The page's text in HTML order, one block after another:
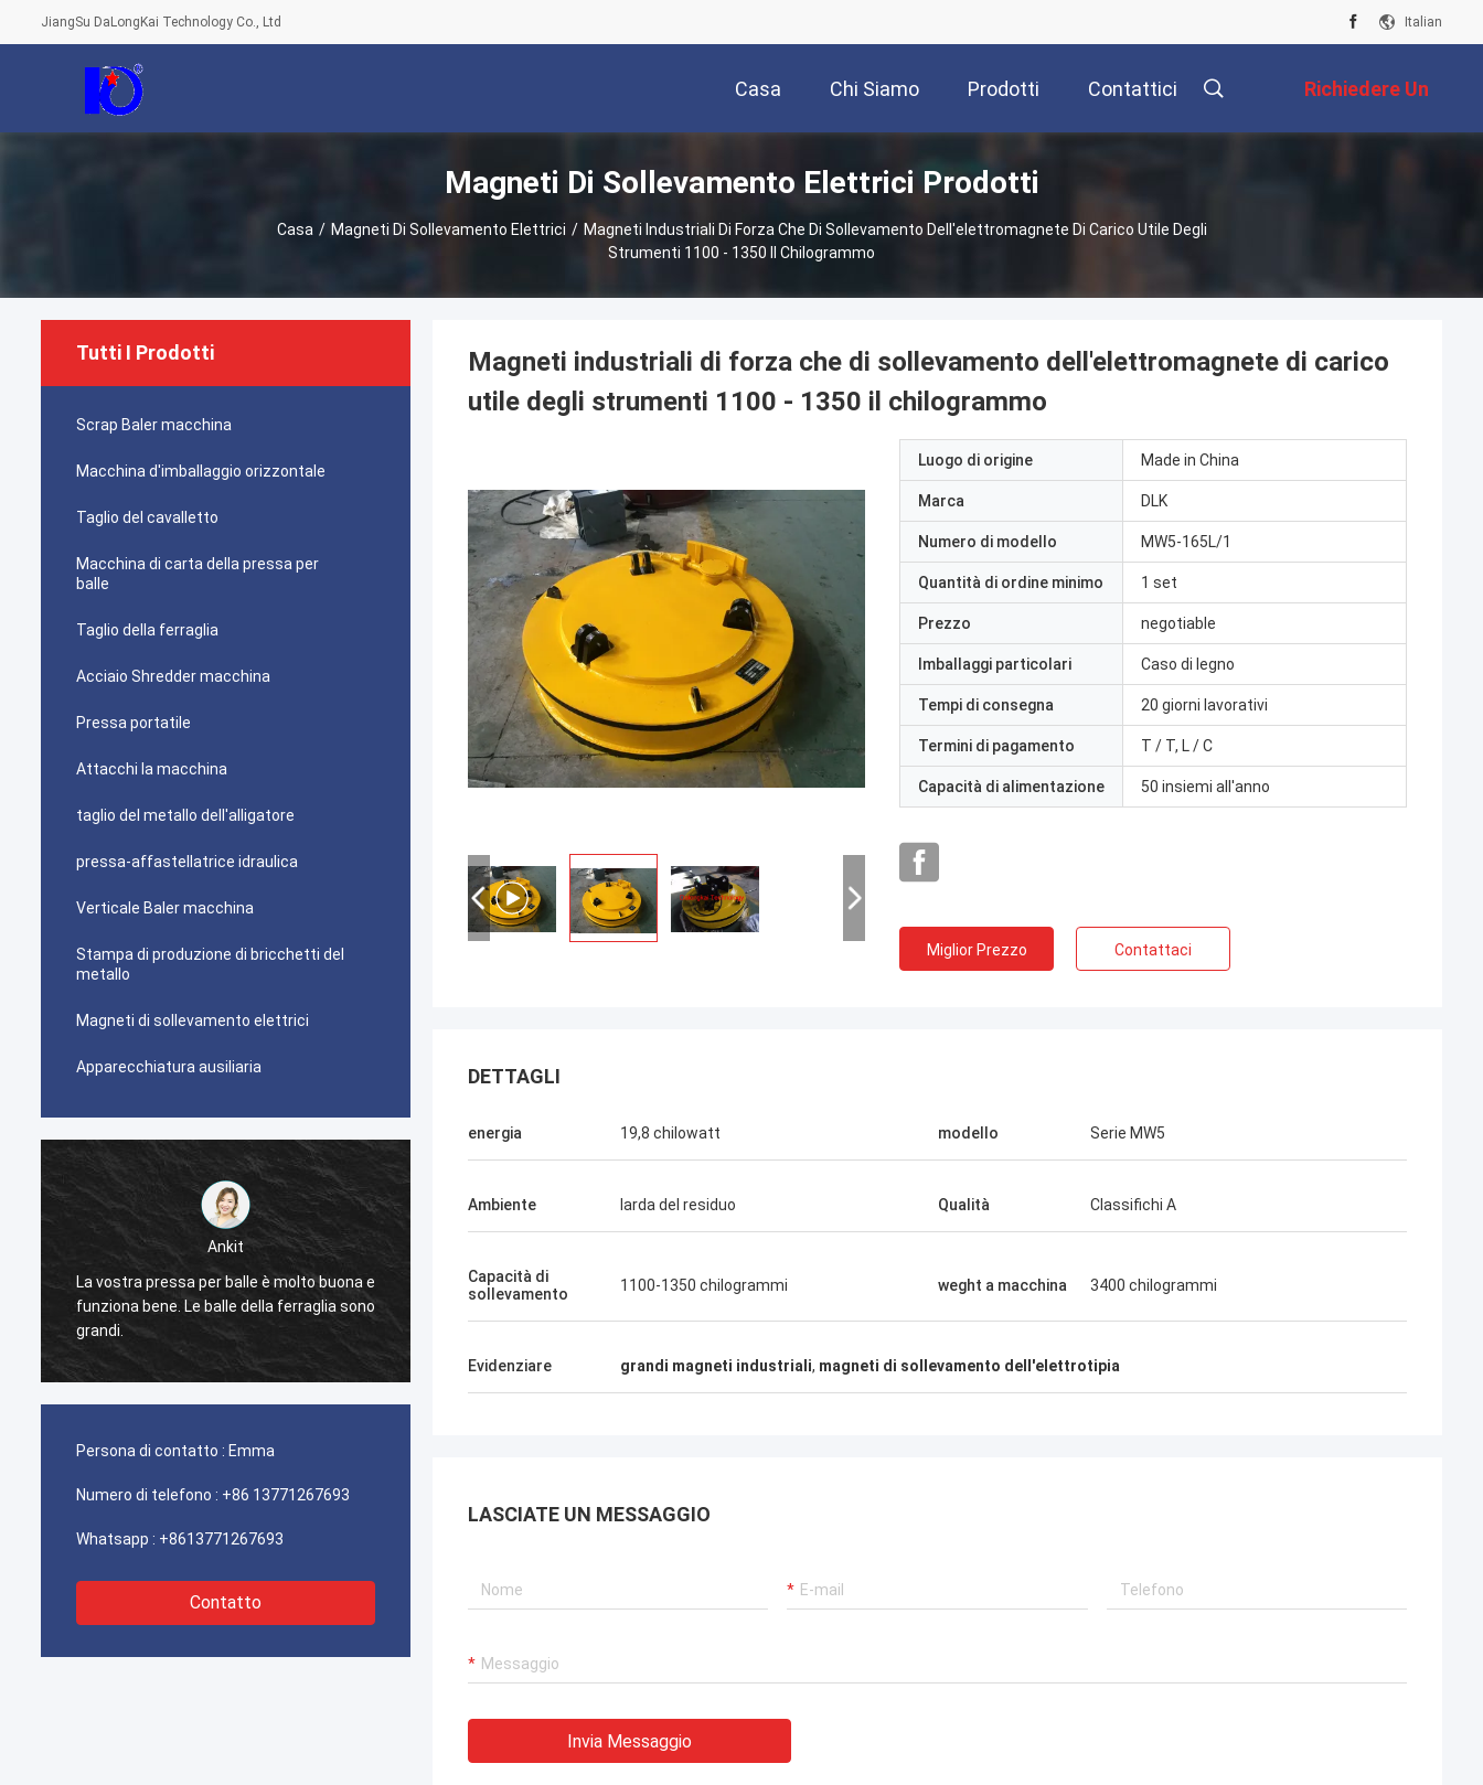
JiangSu DaLongKai Technology Co., Ltd Italian
Casa Chi Siamo Prodotti Contattici Richiedere Un
Preventivo
Magneti Di Sollevamento Elettrici Prodotti
Casa / Magneti Di Sollevamento Elettrici / Magneti Industriali Di Forza Che Di Sollevamento Dell'elettromagnete Di Carico Utile Degli
Strumenti 1100 - 1350 Il Chilogrammo
Tutti I Prodotti
Scrap Baler macchina
Macchina d'imballaggio orizzontale
Taglio del cavalletto
Macchina di carta della pressa per
balle
Taglio della ferraglia
Acciaio Shredder macchina
Pressa portatile
Attacchi la macchina
taglio del metallo dell'alligatore
pressa-affastellatrice idraulica
Verticale Baler macchina
Stampa di produzione di bricchetti del
metallo
Magneti di sollevamento elettrici
Apparecchiatura ausiliaria
Ankit
La vostra pressa per balle è molto buona e
funziona bene. Le balle della ferraglia sono
grandi.
La macchina della pressa per balle
funziona molto bene.
Persona di contatto : Emma
Numero di telefono : +86 13771267693
Whatsapp : +8613771267693
Contatto
Magneti industriali di forza che di sollevamento dell'elettromagnete di carico
utile degli strumenti 1100 - 1350 il chilogrammo
Luogo di origine Made in China
Marca DLK
Numero di modello MW5-165L/1
Quantità di ordine minimo 1 set
Prezzo negotiable
Imballaggi particolari Caso di legno
Tempi di consegna 20 giorni lavorativi
Termini di pagamento T / T, L / C
Capacità di alimentazione 50 insiemi all'anno
Miglior Prezzo Contattaci
DETTAGLI
energia 19,8 chilowatt modello Serie MW5
Ambiente Iarda del residuo Qualità Classifichi A
Capacità di
sollevamento
1100-1350 chilogrammi weght a macchina 3400 chilogrammi
Evidenziare grandi magneti industriali, magneti di sollevamento dell'elettrotipia
LASCIATE UN MESSAGGIO
Invia Messaggio